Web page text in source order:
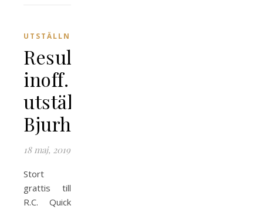
UTSTÄLLNING
Resultat
inoff.
utställning
Bjurholm
18 maj, 2019
Stort
grattis till
R.C. Quick